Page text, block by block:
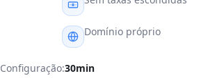
Domínio próprio
Configuração:30min